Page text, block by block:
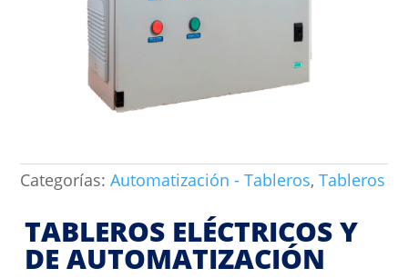
Categorías:Automatización - Tableros,Tableros
TABLEROS ELÉCTRICOS Y
DE AUTOMATIZACIÓN